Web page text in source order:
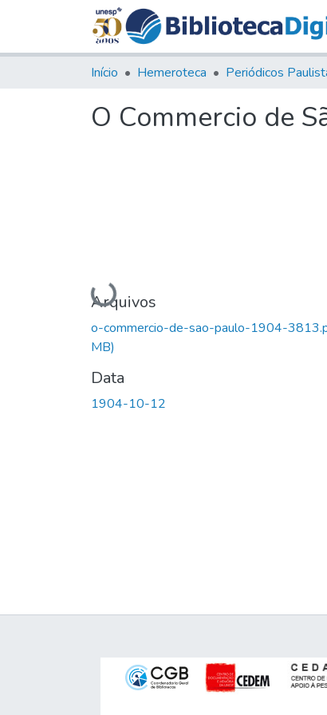
Início Hemeroteca Periódicos
O Commercio de
Carregando...
Arquivos
o-commercio-de-sao-paulo-1904-
MB)
Data
1904-10-12